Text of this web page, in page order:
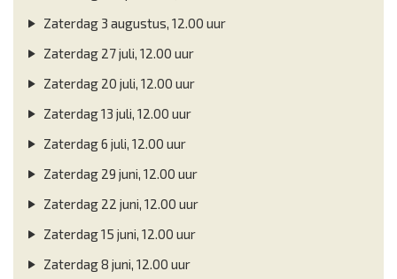
Zaterdag 3 augustus, 12.00 uur
Zaterdag 27 juli, 12.00 uur
Zaterdag 20 juli, 12.00 uur
Zaterdag 13 juli, 12.00 uur
Zaterdag 6 juli, 12.00 uur
Zaterdag 29 juni, 12.00 uur
Zaterdag 22 juni, 12.00 uur
Zaterdag 15 juni, 12.00 uur
Zaterdag 8 juni, 12.00 uur